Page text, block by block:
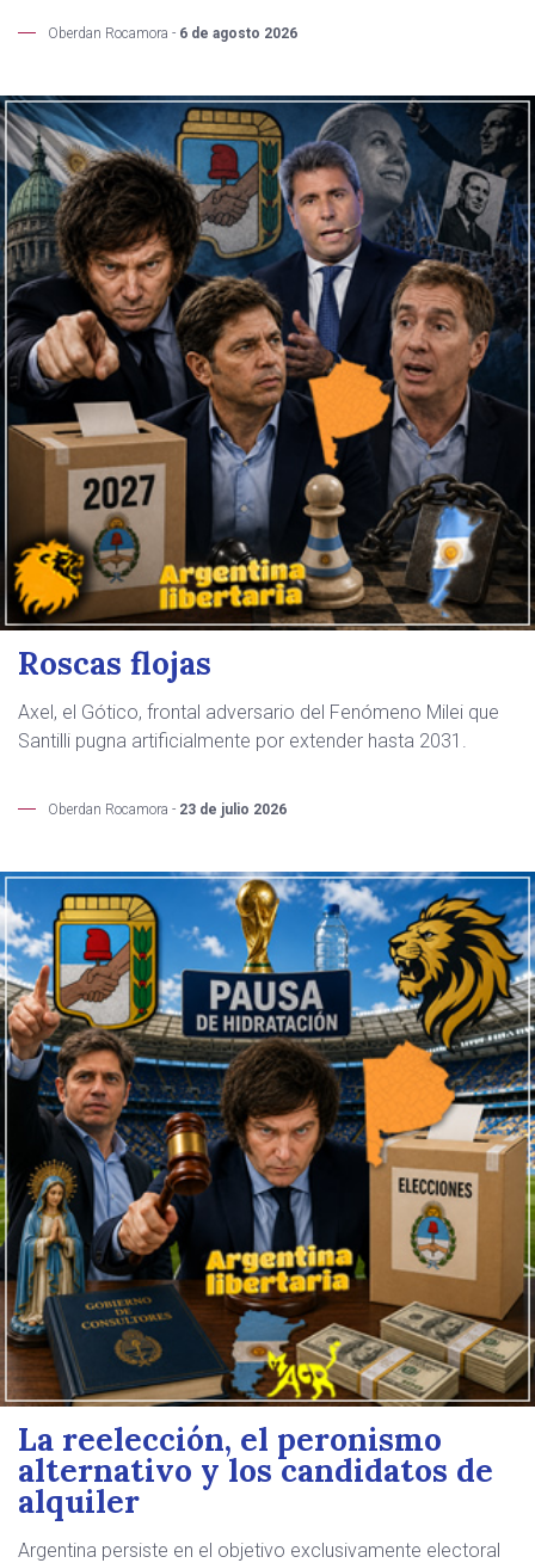
Oberdan Rocamora - 6 de agosto 2026
Roscas flojas
Axel, el Gótico, frontal adversario del Fenómeno Milei que
Santilli pugna artificialmente por extender hasta 2031.
Oberdan Rocamora - 23 de julio 2026
La reelección, el peronismo
alternativo y los candidatos de
alquiler
Argentina persiste en el objetivo exclusivamente electoral